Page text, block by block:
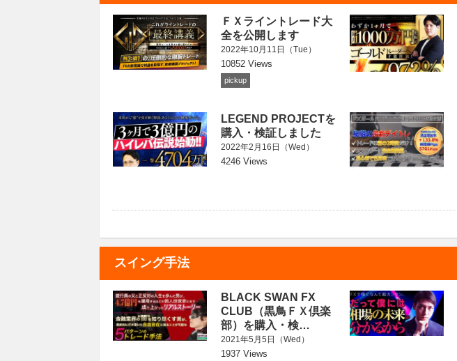
ＦＸライントレード大
全を公開します
2022年10月11日（Tue）
10852 Views
pickup
LEGEND PROJECTを
購入・検証しました
2022年2月16日（Wed）
4246 Views
スイング手法
BLACK SWAN FX
CLUB（黒鳥ＦＸ倶楽
部）を購入・検…
2021年5月5日（Wed）
1937 Views